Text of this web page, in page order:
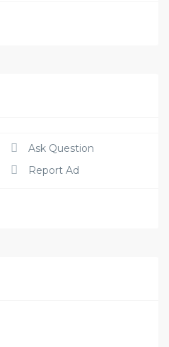
Ask Question
Report Ad